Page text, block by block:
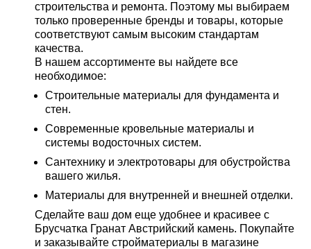
строительства и ремонта. Поэтому мы выбираем
только проверенные бренды и товары, которые
соответствуют самым высоким стандартам
качества.
В нашем ассортименте вы найдете все
необходимое:
Строительные материалы для фундамента и
стен.
Современные кровельные материалы и
системы водосточных систем.
Сантехнику и электротовары для обустройства
вашего жилья.
Материалы для внутренней и внешней отделки.
Сделайте ваш дом еще удобнее и красивее с
Брусчатка Гранат Австрийский камень. Покупайте
и заказывайте стройматериалы в магазине